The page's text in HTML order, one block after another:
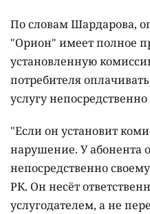
По словам Шардарова,
"Орион" имеет полное
установленную
потребителя
услугу
"Если он установит
нарушение. У абонента
непосредственно
РК. Он несёт
услугодателем, а не